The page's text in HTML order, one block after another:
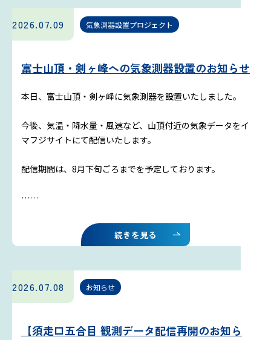
2026.07.09 気象測器設置プロジェクト
富士山頂・剣ヶ峰への気象測器設置のお知らせ
本日、富士山頂・剣ヶ峰に気象測器を設置いたしました。
今後、気温・降水量・風速など、山頂付近の気象データをイ
マフジサイトにて配信いたします。
配信期間は、8月下旬ごろまでを予定しております。
……
続きを見る
2026.07.08 お知らせ
【須走口五合目 観測データ配信再開のお知ら